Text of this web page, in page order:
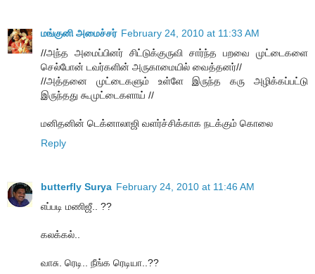
மங்குனி அமைச்சர் February 24, 2010 at 11:33 AM
//அந்த அமைப்பினர் சிட்டுக்குருவி சார்ந்த பறவை முட்டைகளை
செல்போன் டவர்களின் அருகாமையில் வைத்தனர்//
//அத்தனை முட்டைகளும் உள்ளே இருந்த கரு அழிக்கப்பட்டு
இருந்தது கூமுட்டைகளாய் //
மனிதனின் டெக்னாலாஜி வளர்ச்சிக்காக நடக்கும் கொலை
Reply
butterfly Surya February 24, 2010 at 11:46 AM
எப்படி மணிஜீ.. ??
கலக்கல்..
வாசு. ரெடி.. நீங்க ரெடியா..??